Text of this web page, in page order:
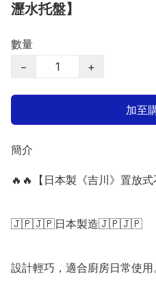
瀝水托盤】
數量
−
+
加至
簡介
🔥🔥【日本製《吉川》置放式
🇯🇵🇯🇵日本製造🇯🇵🇯🇵
設計輕巧，適合廚房日常使